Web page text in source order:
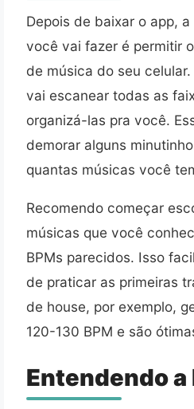
Depois de baixar o app,
você vai fazer é permitir
de música do seu
vai escanear todas as
organizá-las pra você.
demorar alguns
quantas músicas você
Recomendo começar
músicas que você
BPMs parecidos. Isso
de praticar as primeiras
de house, por exemplo,
120-130 BPM e são
Entendendo